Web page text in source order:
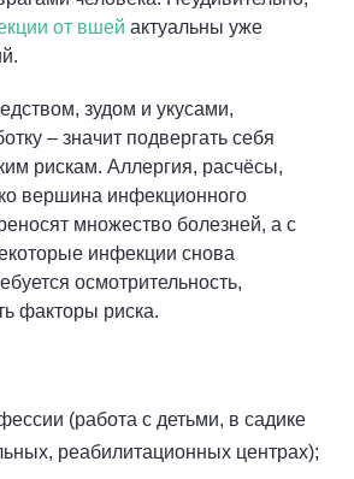
от вшей актуальны уже
зудом и укусами,
– значит подвергать себя
рискам. Аллергия, расчёсы,
вершина инфекционного
множество болезней, а с
инфекции снова
осмотрительность,
факторы риска.
(работа с детьми, в садике
реабилитационных центрах);